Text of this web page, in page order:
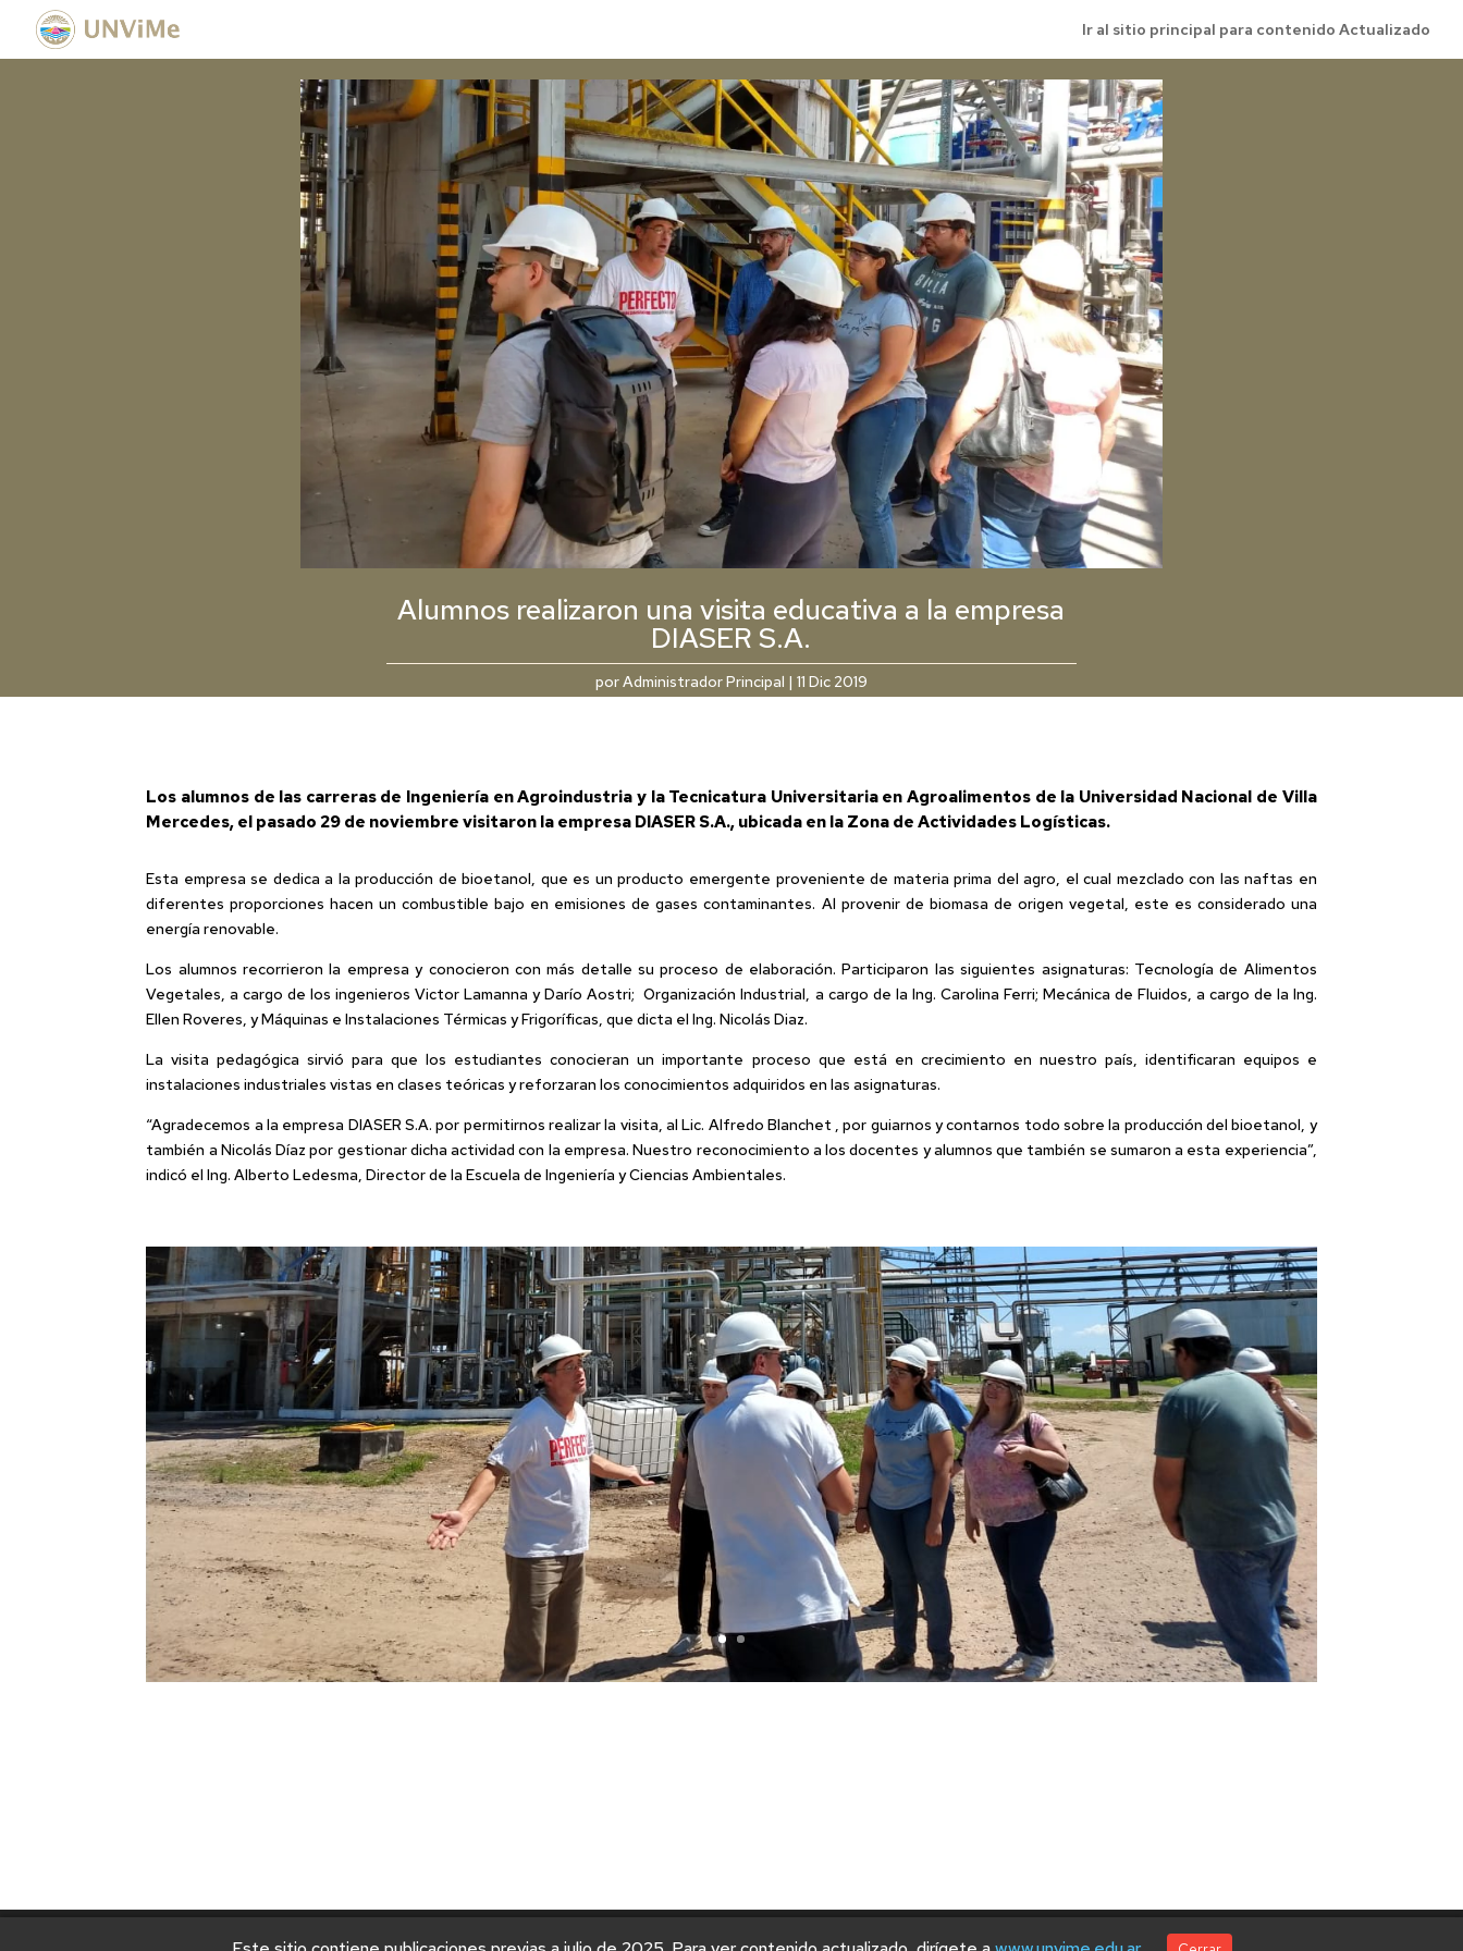
Ir al sitio principal para contenido Actualizado
Alumnos realizaron una visita educativa a la empresa
DIASER S.A.
porAdministrador Principal | 11 Dic 2019
Los alumnos de las carreras de Ingeniería en Agroindustria y la Tecnicatura Universitaria en Agroalimentos de la Universidad Nacional de Villa
Mercedes, el pasado 29 de noviembre visitaron la empresa DIASER S.A., ubicada en la Zona de Actividades Logísticas.
Esta empresa se dedica a la producción de bioetanol, que es un producto emergente proveniente de materia prima del agro, el cual mezclado con las naftas en
diferentes proporciones hacen un combustible bajo en emisiones de gases contaminantes. Al provenir de biomasa de origen vegetal, este es considerado una
energía renovable.
Los alumnos recorrieron la empresa y conocieron con más detalle su proceso de elaboración. Participaron las siguientes asignaturas: Tecnología de Alimentos
Vegetales, a cargo de los ingenieros Victor Lamanna y Darío Aostri; Organización Industrial, a cargo de la Ing. Carolina Ferri; Mecánica de Fluidos, a cargo de la Ing.
Ellen Roveres, y Máquinas e Instalaciones Térmicas y Frigoríficas, que dicta el Ing. Nicolás Diaz.
La visita pedagógica sirvió para que los estudiantes conocieran un importante proceso que está en crecimiento en nuestro país, identificaran equipos e
instalaciones industriales vistas en clases teóricas y reforzaran los conocimientos adquiridos en las asignaturas.
“Agradecemos a la empresa DIASER S.A. por permitirnos realizar la visita, al Lic. Alfredo Blanchet , por guiarnos y contarnos todo sobre la producción del bioetanol, y
también a Nicolás Díaz por gestionar dicha actividad con la empresa. Nuestro reconocimiento a los docentes y alumnos que también se sumaron a esta experiencia”,
indicó el Ing. Alberto Ledesma, Director de la Escuela de Ingeniería y Ciencias Ambientales.